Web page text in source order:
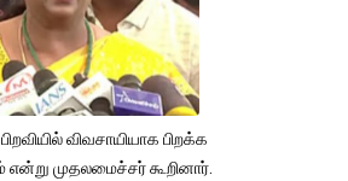
விவசாயியாக பிறக்க
முதலமைச்சர் கூறினார்.